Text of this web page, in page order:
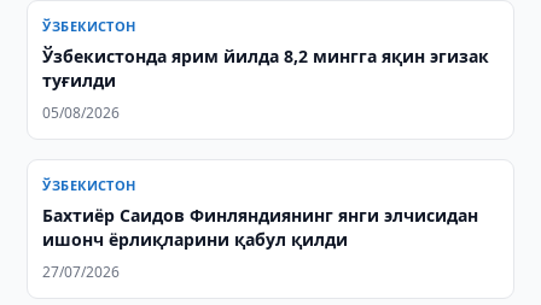
ЎЗБЕКИСТОН
Ўзбекистонда ярим йилда 8,2 мингга яқин эгизак
туғилди
05/08/2026
ЎЗБЕКИСТОН
Бахтиёр Саидов Финляндиянинг янги элчисидан
ишонч ёрлиқларини қабул қилди
27/07/2026